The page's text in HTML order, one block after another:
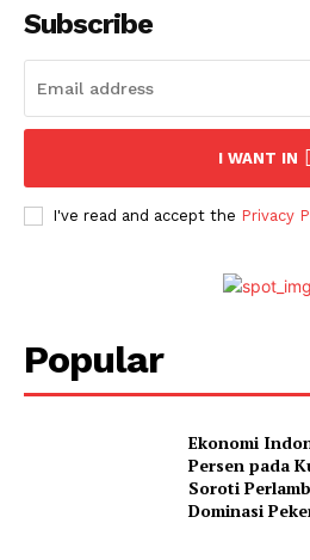
Subscribe
I WANT IN
I've read and accept the Privacy
Popular
Ekonomi
Persen pada
Soroti
Dominasi